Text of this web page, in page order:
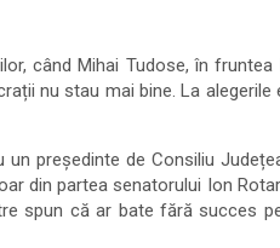
când Mihai Tudose, în fruntea
nu stau mai bine. La alegerile
președinte de Consiliu
din partea senatorului Ion
spun că ar bate fără succes